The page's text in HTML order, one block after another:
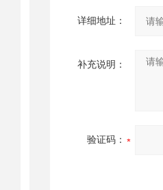
详细地址：
补充说明：
验证码：